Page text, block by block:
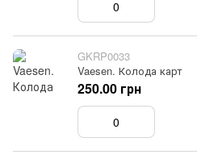
GKRP0033
Vaesen. Колода карт
250.00 грн